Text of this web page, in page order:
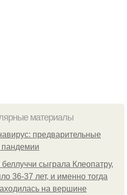
материалы
предварительные
пандемии
беллуччи сыграла Клеопатру,
36-37 лет, и именно тогда
на вершине